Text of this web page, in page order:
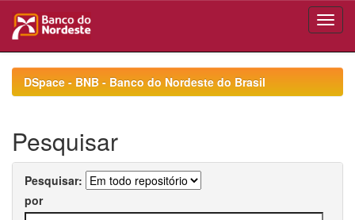
navigationDSpace - BNB - Banco do Nordeste do Brasil
Pesquisar
Pesquisar:
por